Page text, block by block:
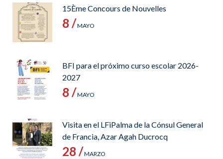
15Ème Concours de Nouvelles
8 /MAYO
BFI para el próximo curso escolar 2026-
2027
8 /MAYO
Visita en el LFiPalma de la Cónsul General
de Francia, Azar Agah Ducrocq
28 /MARZO